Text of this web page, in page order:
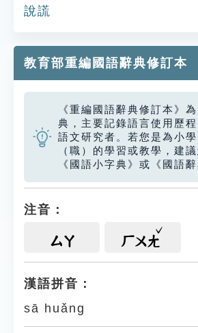
說謊
教育部重編國語辭典修訂本
《重編國語辭典修訂本》
典，主要記錄語言使用歷
語文研究者。若您是為小
（職）的學習或教學，建
《國語小字典》或《國語
注音：
ㄙㄚ ㄏㄨㄤ
漢語拼音：
sā huǎng